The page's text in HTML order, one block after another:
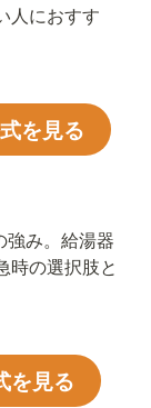
人におすす
を見る
強み。給湯器
時の選択肢と
を見る